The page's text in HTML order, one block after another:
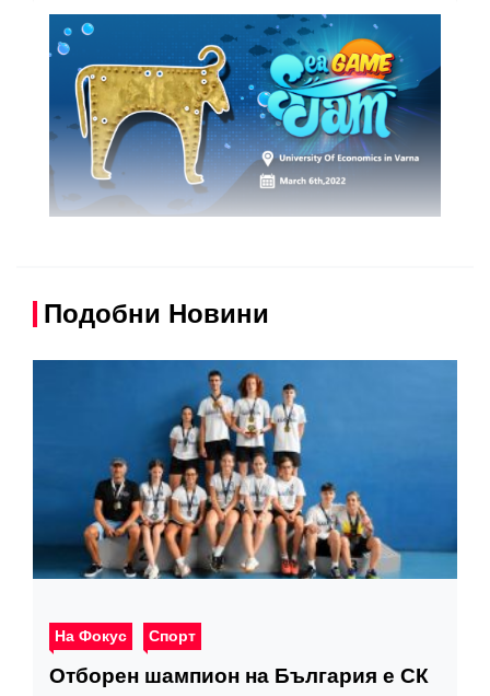
Подобни Новини
На Фокус Спорт
Отборен шампион на България е СК